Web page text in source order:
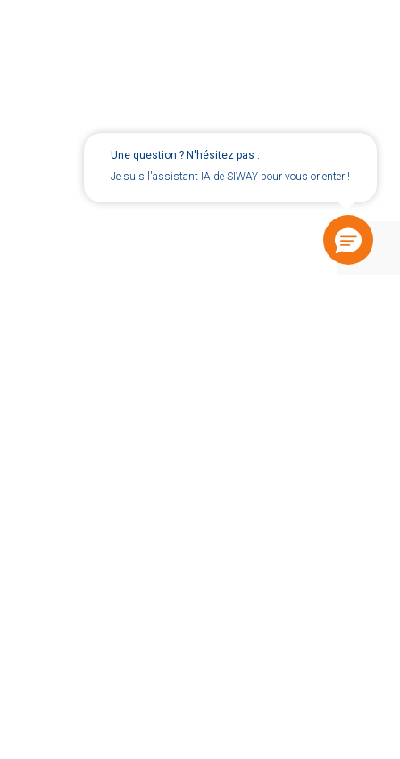
Une question ? N'hésitez pas :
Je suis l'assistant IA de SIWAY pour vous orienter !